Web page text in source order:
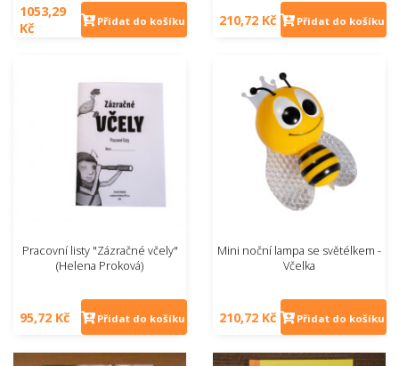
1053,29
Kč
Přidat do košíku 210,72 Kč Přidat do košíku
Pracovní listy "Zázračné včely"
(Helena Proková)
95,72 Kč Přidat do košíku
Mini noční lampa se světélkem -
Včelka
210,72 Kč Přidat do košíku